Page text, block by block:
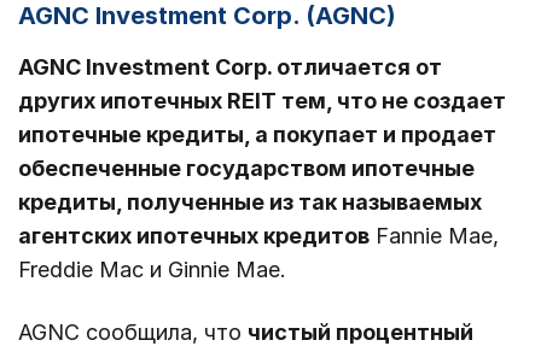
AGNC Investment Corp. (AGNC)
AGNC Investment Corp. отличается от
других ипотечных REIT тем, что не создает
ипотечные кредиты, а покупает и продает
обеспеченные государством ипотечные
кредиты, полученные из так называемых
агентских ипотечных кредитов Fannie Mae,
Freddie Mac и Ginnie Mae.
AGNC сообщила, что чистый процентный